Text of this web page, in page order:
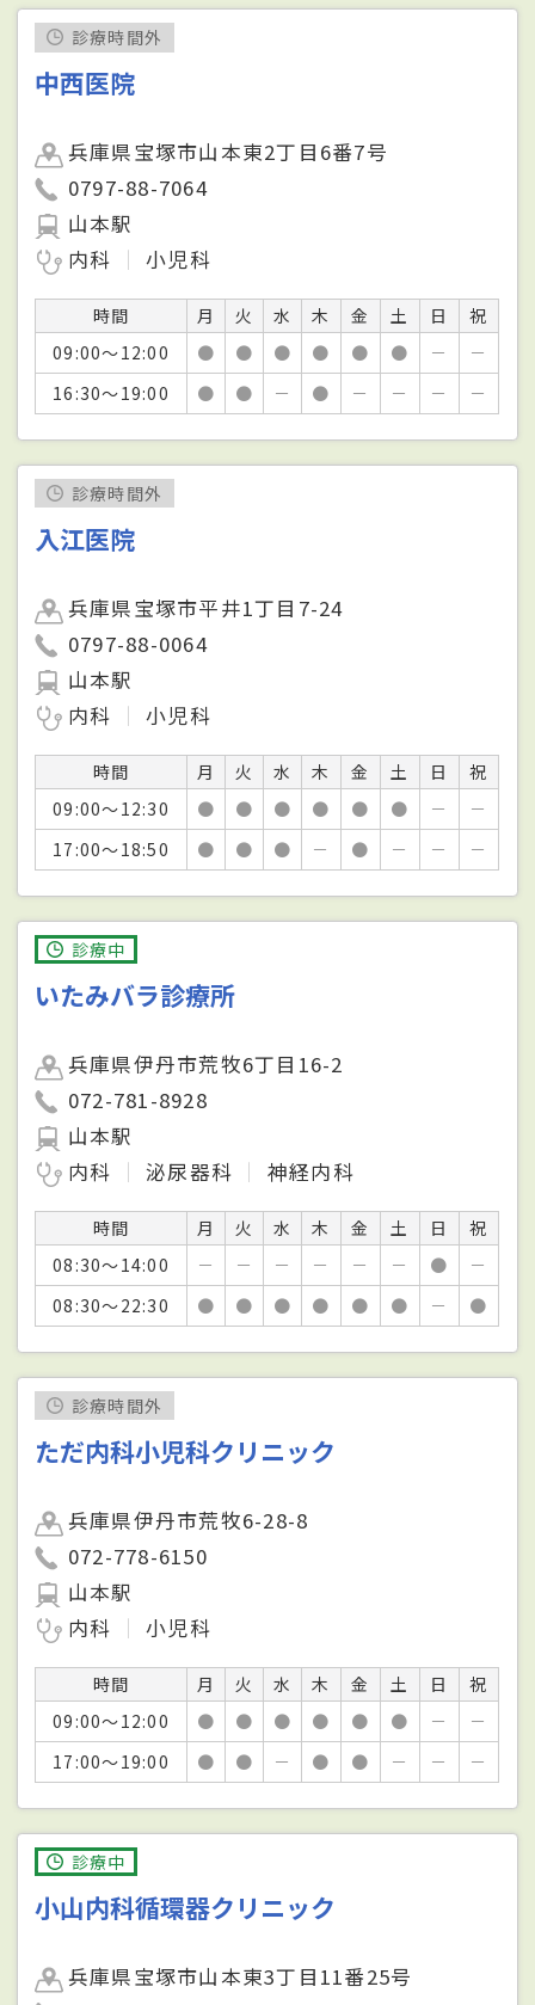
診療時間外
中西医院
兵庫県宝塚市山本東2丁目6番7号
0797-88-7064
山本駅
内科
小児科
時間 月 火 水 木 金 土 日
祝
09:00～12:00
● ● ● ● ● ● －
－
16:30～19:00
● ● － ● － － － －
診療時間外
入江医院
兵庫県宝塚市平井1丁目7-24
0797-88-0064
山本駅
内科
小児科
時間 月 火 水 木 金 土 日
祝
09:00～12:30
● ● ● ● ● ● －
－
17:00～18:50
● ● ● － ● － － －
診療中
いたみバラ診療所
兵庫県伊丹市荒牧6丁目16-2
072-781-8928
山本駅
内科
泌尿器科 神経内科
時間 月 火 水 木 金 土 日
祝
08:30～14:00
－ － － － － － ●
－
08:30～22:30
● ● ● ● ● ● － ●
診療時間外
ただ内科小児科クリニック
兵庫県伊丹市荒牧6-28-8
072-778-6150
山本駅
内科
小児科
時間 月 火 水 木 金 土 日
祝
09:00～12:00
● ● ● ● ● ● －
－
17:00～19:00
● ● － ● ● － － －
診療中
小山内科循環器クリニック
兵庫県宝塚市山本東3丁目11番25号